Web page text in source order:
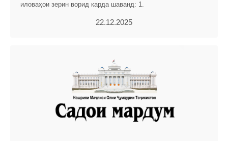
иловаҳои зерин ворид карда шаванд: 1.
22.12.2025